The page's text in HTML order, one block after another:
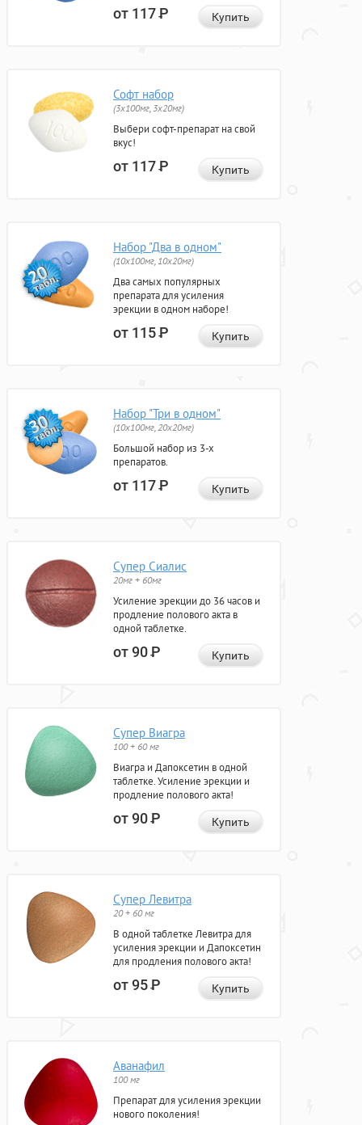
от 117Р Купить
Софт набор
(3x100мг, 3x20мг)
Выбери софт-препарат на свой
вкус!
от 117Р Купить
Набор "Два в одном"
(10x100мг, 10x20мг)
Два самых популярных
препарата для усиления
эрекции в одном наборе!
от 115Р Купить
Набор "Три в одном"
(10x100мг, 20x20мг)
Большой набор из 3-х
препаратов.
от 117Р Купить
Супер Сиалис
20мг + 60мг
Усиление эрекции до 36 часов и
продление полового акта в
одной таблетке.
от 90Р Купить
Супер Виагра
100 + 60 мг
Виагра и Дапоксетин в одной
таблетке. Усиление эрекции и
продление полового акта!
от 90Р Купить
Супер Левитра
20 + 60 мг
В одной таблетке Левитра для
усиления эрекции и Дапоксетин
для продления полового акта!
от 95Р Купить
Аванафил
100 мг
Препарат для усиления эрекции
нового поколения!